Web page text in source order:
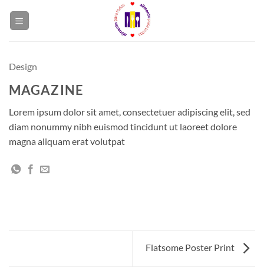
Design
MAGAZINE
Lorem ipsum dolor sit amet, consectetuer adipiscing elit, sed
diam nonummy nibh euismod tincidunt ut laoreet dolore
magna aliquam erat volutpat
Flatsome Poster Print